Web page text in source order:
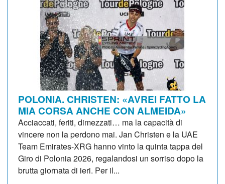
POLONIA. CHRISTEN: «AVREI FATTO LA
MIA CORSA ANCHE CON ALMEIDA»
Acciaccati, feriti, dimezzati… ma la capacità di
vincere non la perdono mai. Jan Christen e la UAE
Team Emirates-XRG hanno vinto la quinta tappa del
Giro di Polonia 2026, regalandosi un sorriso dopo la
brutta giornata di ieri. Per il...